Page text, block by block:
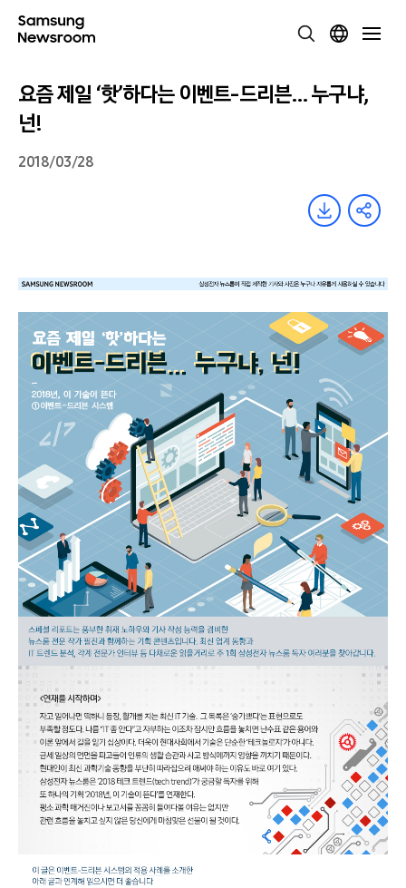
요즘 제일 ‘핫’하다는 이벤트-드리븐… 누구냐,
넌!
2018/03/28